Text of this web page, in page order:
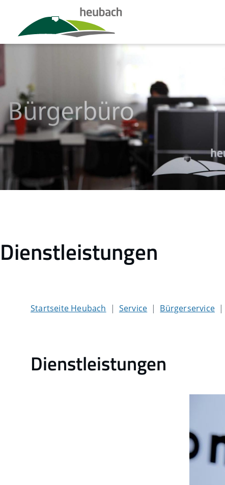
Dienstleistungen
Startseite Heubach Service Bürgerservice
Dienstleistungen